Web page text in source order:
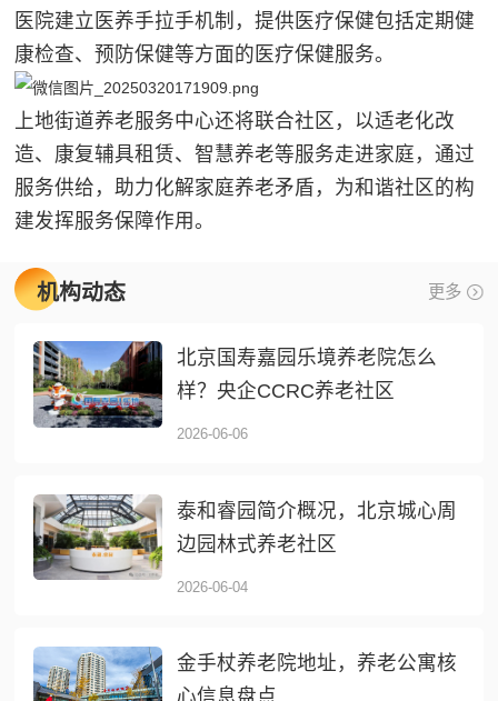
医院建立医养手拉手机制，提供医疗保健包括定期健
康检查、预防保健等方面的医疗保健服务。
上地街道养老服务中心还将联合社区，以适老化改
造、康复辅具租赁、智慧养老等服务走进家庭，通过
服务供给，助力化解家庭养老矛盾，为和谐社区的构
建发挥服务保障作用。
机构动态 更多
北京国寿嘉园乐境养老院怎么
样？央企CCRC养老社区
2026-06-06
泰和睿园简介概况，北京城心周
边园林式养老社区
2026-06-04
金手杖养老院地址，养老公寓核
心信息盘点